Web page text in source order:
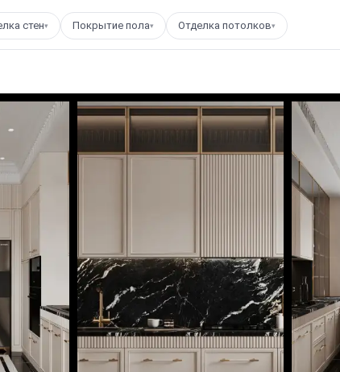
стен▾ Покрытие пола▾ Отделка потолков▾